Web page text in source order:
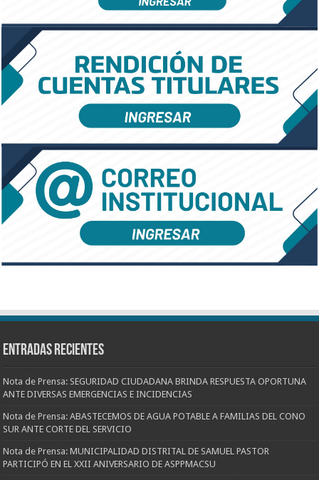
Entradas recientes
Nota de Prensa: SEGURIDAD CIUDADANA BRINDA RESPUESTA OPORTUNA
ANTE DIVERSAS EMERGENCIAS E INCIDENCIAS
Nota de Prensa: ABASTECEMOS DE AGUA POTABLE A FAMILIAS DEL CONO
SUR ANTE CORTE DEL SERVICIO
Nota de Prensa: MUNICIPALIDAD DISTRITAL DE SAMUEL PASTOR
PARTICIPÓ EN EL XXII ANIVERSARIO DE ASPPMACSU